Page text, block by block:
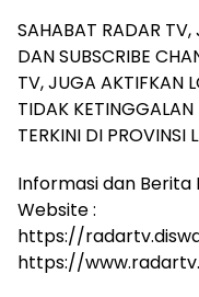
SAHABAT RADAR TV,
DAN SUBSCRIBE
TV, JUGA AKTIFKAN
TIDAK
TERKINI DI PROVINSI
Informasi dan Berita
Website :
https://
https://